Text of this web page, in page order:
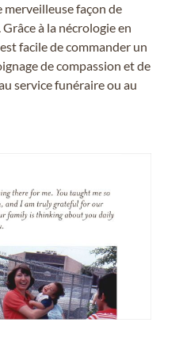
façon de
à la nécrologie en
facile de commander un
de compassion et de
service funéraire ou au